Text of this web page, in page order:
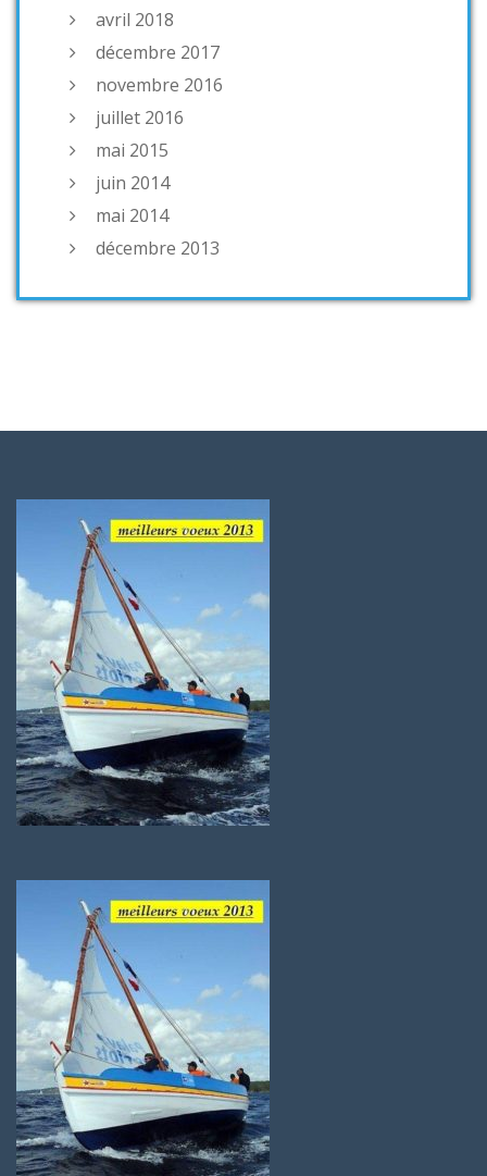
avril 2018
décembre 2017
novembre 2016
juillet 2016
mai 2015
juin 2014
mai 2014
décembre 2013